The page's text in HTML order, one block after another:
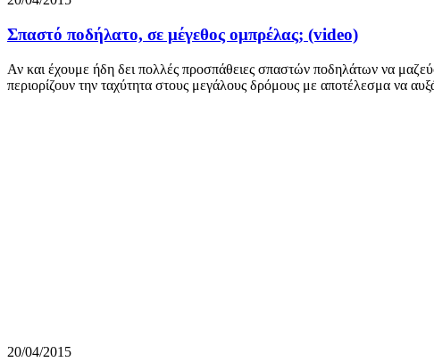
Σπαστό ποδήλατο, σε μέγεθος ομπρέλας; (video)
Αν και έχουμε ήδη δει πολλές προσπάθειες σπαστών ποδηλάτων να
περιορίζουν την ταχύτητα στους μεγάλους δρόμους με αποτέλεσμα να
20/04/2015